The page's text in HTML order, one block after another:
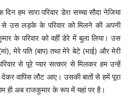
दिन हम सारा परिवार डेरा सच्चा सौदा नेजिया
उस लड़के के परिवार को मिलने की अपनी
के परिवार को वहीं डेरे में बुला लिया। उस
मेरे पति (बाप) तथा मेरे बेटे (भाई) और मेरी
से पूरे प्यार सत्कार से मिलकर हम उन्हें
वापिस लौट आए। उसकी बातों से हमें पूरा
ही अब राजकुमार के रूप में यहां पर है।